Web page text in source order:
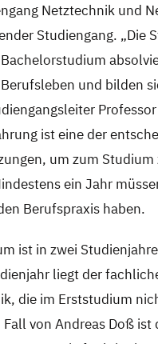
Netztechnik und
Studiengang. „Die
und bilden
ist eine der
um zum Studium
ein Jahr
Berufspraxis haben.
ist in zwei
liegt der
die im Erststudium
von Andreas Doß ist